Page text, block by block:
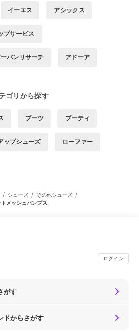
イーエス アシックス
プサービス
バンリサーチ アドーア
ゴリから探す
ブーツ ブーティ
ップシューズ ローファー
/ シューズ / その他シューズ /
メッシュパンプス
ログイン
がす
ドからさがす